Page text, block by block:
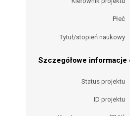
Płeć
Tytuł/stopień naukowy
Szczegółowe
Status projektu
ID projektu